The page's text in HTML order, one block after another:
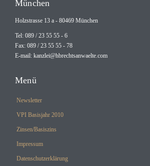
München
Holzstrasse 13 a - 80469 München
Tel: 089 / 23 55 55 - 6
Fax: 089 / 23 55 55 - 78
E-mail: kanzlei@hbrechtsanwaelte.com
Menü
Newsletter
VPI Basisjahr 2010
Zinsen/Basiszins
Impressum
Datenschutzerklärung